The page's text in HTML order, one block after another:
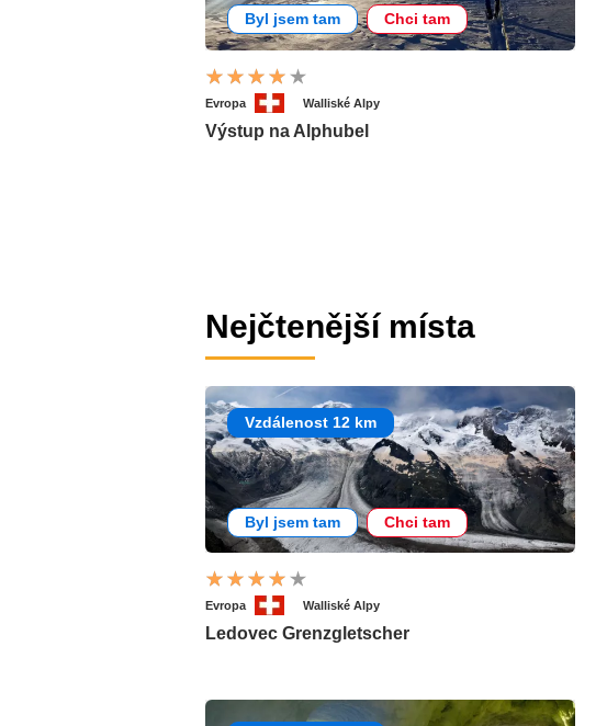
Byl jsem tam Chci tam
Evropa Walliské Alpy
Výstup na Alphubel
Nejčtenější místa
Vzdálenost 12 km
Byl jsem tam Chci tam
Evropa Walliské Alpy
Ledovec Grenzgletscher